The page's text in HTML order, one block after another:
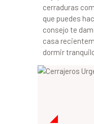
cerraduras
que puedes
consejo te
casa
dormir